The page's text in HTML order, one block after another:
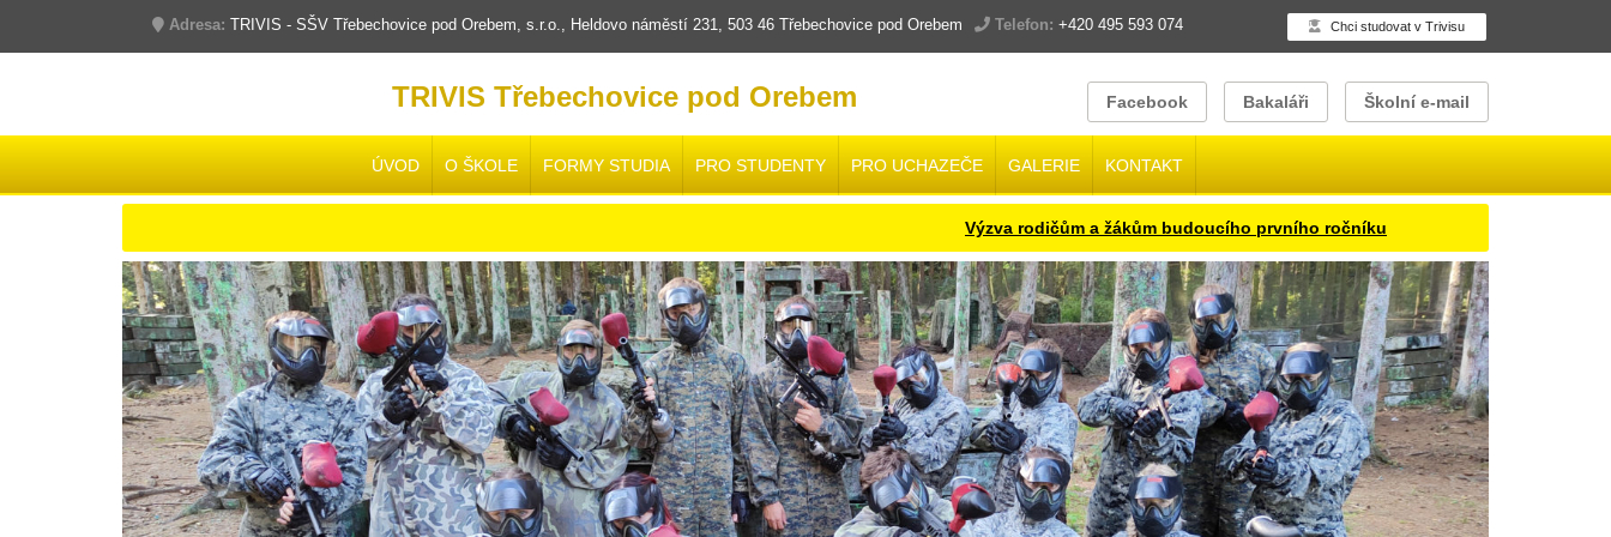
Adresa: TRIVIS - SŠV Třebechovice pod Orebem, s.r.o., Heldovo náměstí 231, 503 46 Třebechovice pod Orebem Telefon: +420 495 593 074 Chci studovat v Trivisu
TRIVIS Třebechovice pod Orebem Facebook Bakaláři Školní e-mail
ÚVOD O ŠKOLE FORMY STUDIA PRO STUDENTY PRO UCHAZEČE GALERIE KONTAKT
Výzva rodičům a žákům budoucího prvního ročníku